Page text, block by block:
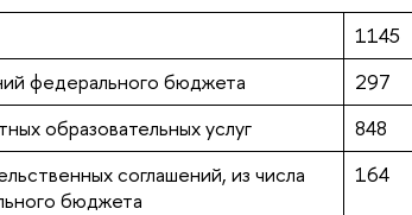
1145
федерального бюджета
297
образовательных услуг
848
соглашений, из числа
бюджета
164